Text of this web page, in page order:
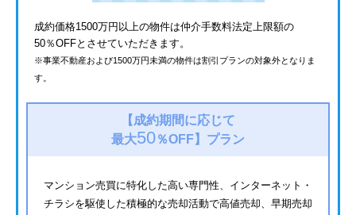
京成金町線
成約価格1500万円以上の物件は仲介手数料法定上限額の
50％OFFとさせていただきます。
※事業不動産および1500万円未満の物件は割引プランの対象外となりま
す。
【成約期間に応じて
最大50％OFF】 プラン
マンション売買に特化した高い専門性、インターネット・
チラシを駆使した積極的な売却活動で高値売却、早期売却